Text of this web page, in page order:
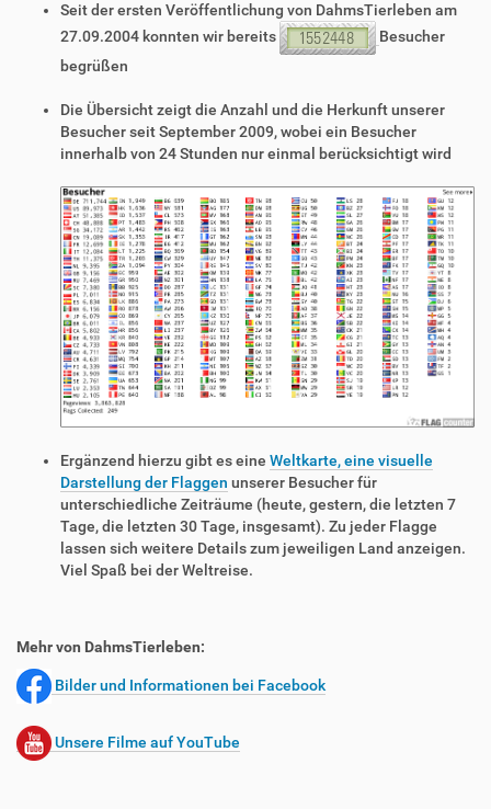
Seit der ersten Veröffentlichung von DahmsTierleben am
27.09.2004 konnten wir bereits
Besucher
begrüßen
Die Übersicht zeigt die Anzahl und die Herkunft unserer
Besucher seit September 2009, wobei ein Besucher
innerhalb von 24 Stunden nur einmal berücksichtigt wird
Ergänzend hierzu gibt es eine Weltkarte, eine visuelle
Darstellung der Flaggen unserer Besucher für
unterschiedliche Zeiträume (heute, gestern, die letzten 7
Tage, die letzten 30 Tage, insgesamt). Zu jeder Flagge
lassen sich weitere Details zum jeweiligen Land anzeigen.
Viel Spaß bei der Weltreise.
Mehr von DahmsTierleben:
Bilder und Informationen bei Facebook
Unsere Filme auf YouTube